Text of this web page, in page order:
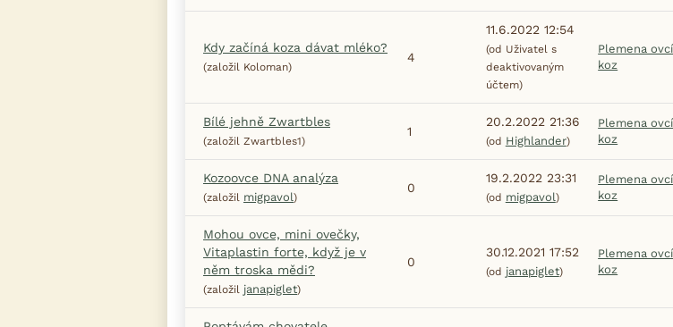
Kdy začíná koza dávat mléko?
(založil Koloman)
4
11.6.2022 12:54
(od Uživatel s
deaktivovaným
účtem)
Plemena
koz
Bílé jehně Zwartbles
(založil Zwartbles1)
1
20.2.2022 21:36
(od Highlander)
Plemena
koz
Kozoovce DNA analýza
(založil migpavol)
0
19.2.2022 23:31
(od migpavol)
Plemena
koz
Mohou ovce, mini ovečky,
Vitaplastin forte, když je v
něm troska mědi?
(založil janapiglet)
0
30.12.2021 17:52
(od janapiglet)
Plemena
koz